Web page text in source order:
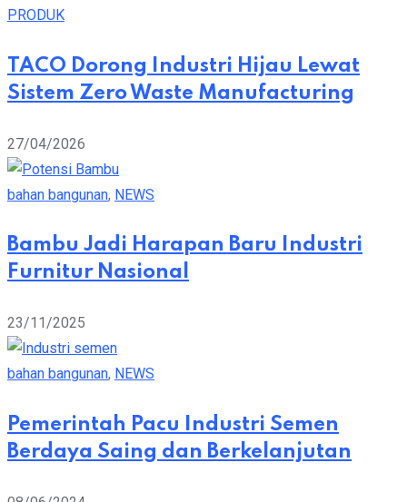
PRODUK
TACO Dorong Industri Hijau Lewat
Sistem Zero Waste Manufacturing
27/04/2026
bahan bangunan, NEWS
Bambu Jadi Harapan Baru Industri
Furnitur Nasional
23/11/2025
bahan bangunan, NEWS
Pemerintah Pacu Industri Semen
Berdaya Saing dan Berkelanjutan